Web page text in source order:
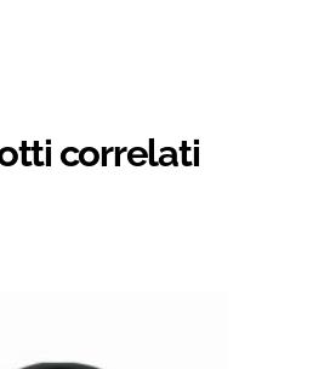
correlati